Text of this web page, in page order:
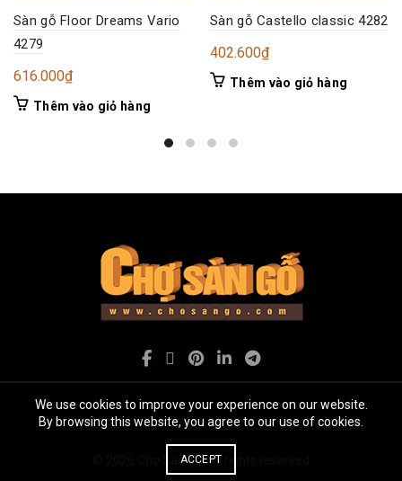
Sàn gỗ Floor Dreams Vario
4279
616.000₫
Thêm vào giỏ hàng
Sàn gỗ Castello classic 4282
402.600₫
Thêm vào giỏ hàng
Chợ Sàn gỗ. All rights reserved
We use cookies to improve your experience on our website.
By browsing this website, you agree to our use of cookies.
ACCEPT